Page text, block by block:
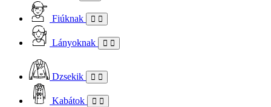
Fiúknak
Lányoknak
Dzsekik
Kabátok